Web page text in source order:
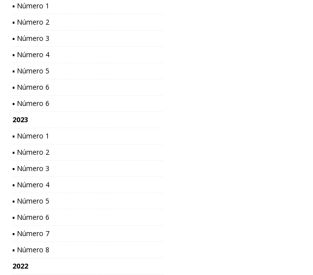
▪ Número 1
▪ Número 2
▪ Número 3
▪ Número 4
▪ Número 5
▪ Número 6
▪ Número 6
2023
▪ Número 1
▪ Número 2
▪ Número 3
▪ Número 4
▪ Número 5
▪ Número 6
▪ Número 7
▪ Número 8
2022